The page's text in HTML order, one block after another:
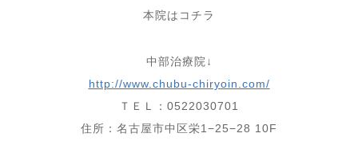
本院はコチラ
中部治療院↓
http://www.chubu-chiryoin.com/
ＴＥＬ：0522030701
住所：名古屋市中区栄1−25−28 10F